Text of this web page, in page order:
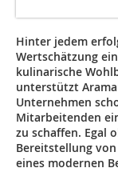
Hinter jedem
Wertschätzung
kulinarische
unterstützt
Unternehmen
Mitarbeitenden
zu schaffen. Egal
Bereitstellung
eines modernen